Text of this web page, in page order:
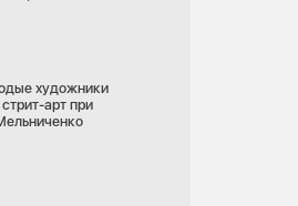
художники
арт при